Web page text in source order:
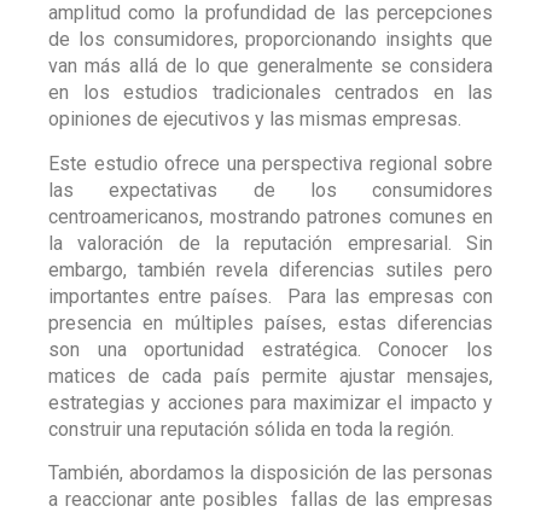
amplitud como la profundidad de las percepciones
de los consumidores, proporcionando insights que
van más allá de lo que generalmente se considera
en los estudios tradicionales centrados en las
opiniones de ejecutivos y las mismas empresas.
Este estudio ofrece una perspectiva regional sobre
las expectativas de los consumidores
centroamericanos, mostrando patrones comunes en
la valoración de la reputación empresarial. Sin
embargo, también revela diferencias sutiles pero
importantes entre países. Para las empresas con
presencia en múltiples países, estas diferencias
son una oportunidad estratégica. Conocer los
matices de cada país permite ajustar mensajes,
estrategias y acciones para maximizar el impacto y
construir una reputación sólida en toda la región.
También, abordamos la disposición de las personas
a reaccionar ante posibles fallas de las empresas